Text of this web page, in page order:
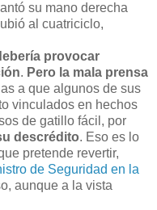
su mano derecha
al cuatriciclo,
provocar
. Pero la mala prensa
a que algunos de sus
vinculados en hechos
de gatillo fácil, por
descrédito. Eso es lo
pretende revertir,
de Seguridad en la
aunque a la vista